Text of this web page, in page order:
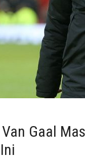
Gaal